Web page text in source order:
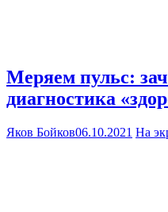
Меряем пульс:
диагностика
Яков Бойков06.10.2021 На